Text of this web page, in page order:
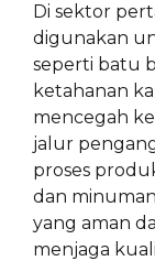
Di sektor
digunakan
seperti batu
ketahanan
mencegah
jalur
proses
dan
yang aman
menjaga